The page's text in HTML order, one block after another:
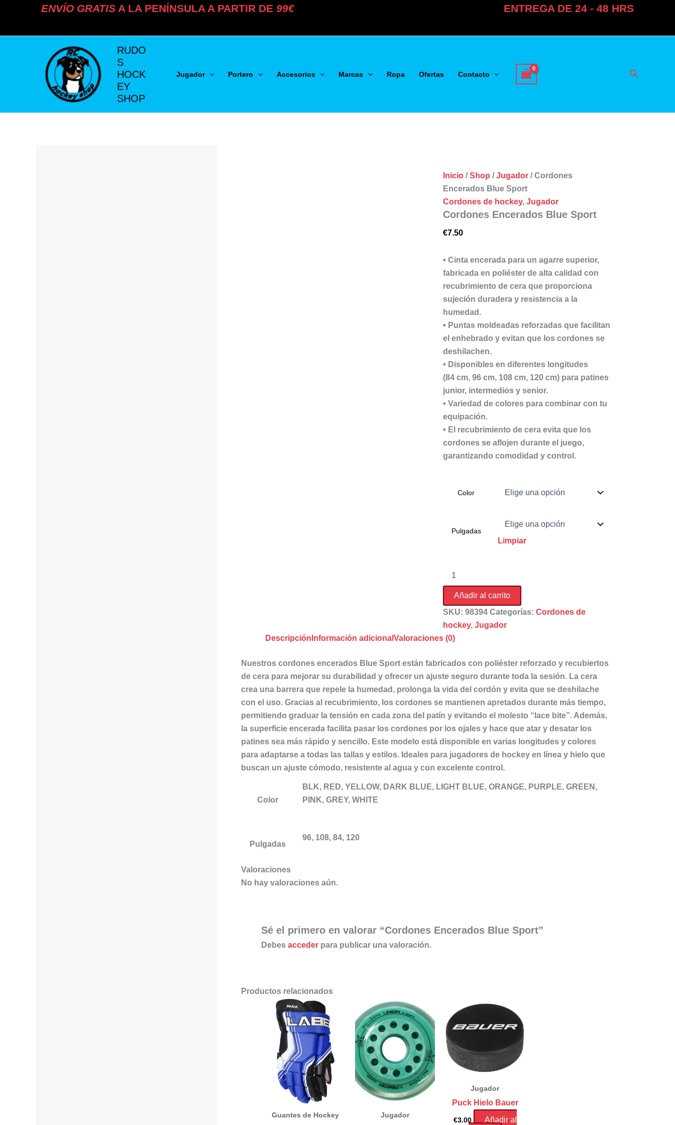
ENVÍO GRATIS A LA PENÍNSULA A PARTIR DE 99€ ENTREGA DE 24 - 48 HRS
RUDO
S
HOCK
EY
SHOP
Jugador Portero Accesorios Marcas Ropa Ofertas Contacto Buscar
Inicio/Shop /Jugador/ Cordones
Encerados Blue Sport
Cordones de hockey, Jugador
Cordones Encerados Blue Sport
€7.50
• Cinta encerada para un agarre superior,
fabricada en poliéster de alta calidad con
recubrimiento de cera que proporciona
sujeción duradera y resistencia a la
humedad.
• Puntas moldeadas reforzadas que facilitan
el enhebrado y evitan que los cordones se
deshilachen.
• Disponibles en diferentes longitudes
(84 cm, 96 cm, 108 cm, 120 cm) para patines
junior, intermedios y senior.
• Variedad de colores para combinar con tu
equipación.
• El recubrimiento de cera evita que los
cordones se aflojen durante el juego,
garantizando comodidad y control.
Color
Pulgadas
Limpiar
Encerados
Sport
cantidad
Añadir al carrito
SKU: 98394 Categorías: Cordones de
hockey, Jugador
Descripción Información adicional Valoraciones (0)
Nuestros cordones encerados Blue Sport están fabricados con poliéster reforzado y recubiertos
de cera para mejorar su durabilidad y ofrecer un ajuste seguro durante toda la sesión. La cera
crea una barrera que repele la humedad, prolonga la vida del cordón y evita que se deshilache
con el uso. Gracias al recubrimiento, los cordones se mantienen apretados durante más tiempo,
permitiendo graduar la tensión en cada zona del patín y evitando el molesto “lace bite”. Además,
la superficie encerada facilita pasar los cordones por los ojales y hace que atar y desatar los
patines sea más rápido y sencillo. Este modelo está disponible en varias longitudes y colores
para adaptarse a todas las tallas y estilos. Ideales para jugadores de hockey en línea y hielo que
buscan un ajuste cómodo, resistente al agua y con excelente control.
Color
BLK, RED, YELLOW, DARK BLUE, LIGHT BLUE, ORANGE, PURPLE, GREEN,
PINK, GREY, WHITE
Pulgadas
96, 108, 84, 120
Valoraciones
No hay valoraciones aún.
Sé el primero en valorar “Cordones Encerados Blue Sport”
Debes acceder para publicar una valoración.
Productos relacionados
Guantes de Hockey Jugador
Jugador
Puck Hielo Bauer
€3.00
Añadir al